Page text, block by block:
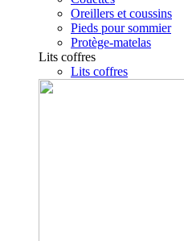
Oreillers et coussins
Pieds pour sommier
Protège-matelas
Lits coffres
Lits coffres